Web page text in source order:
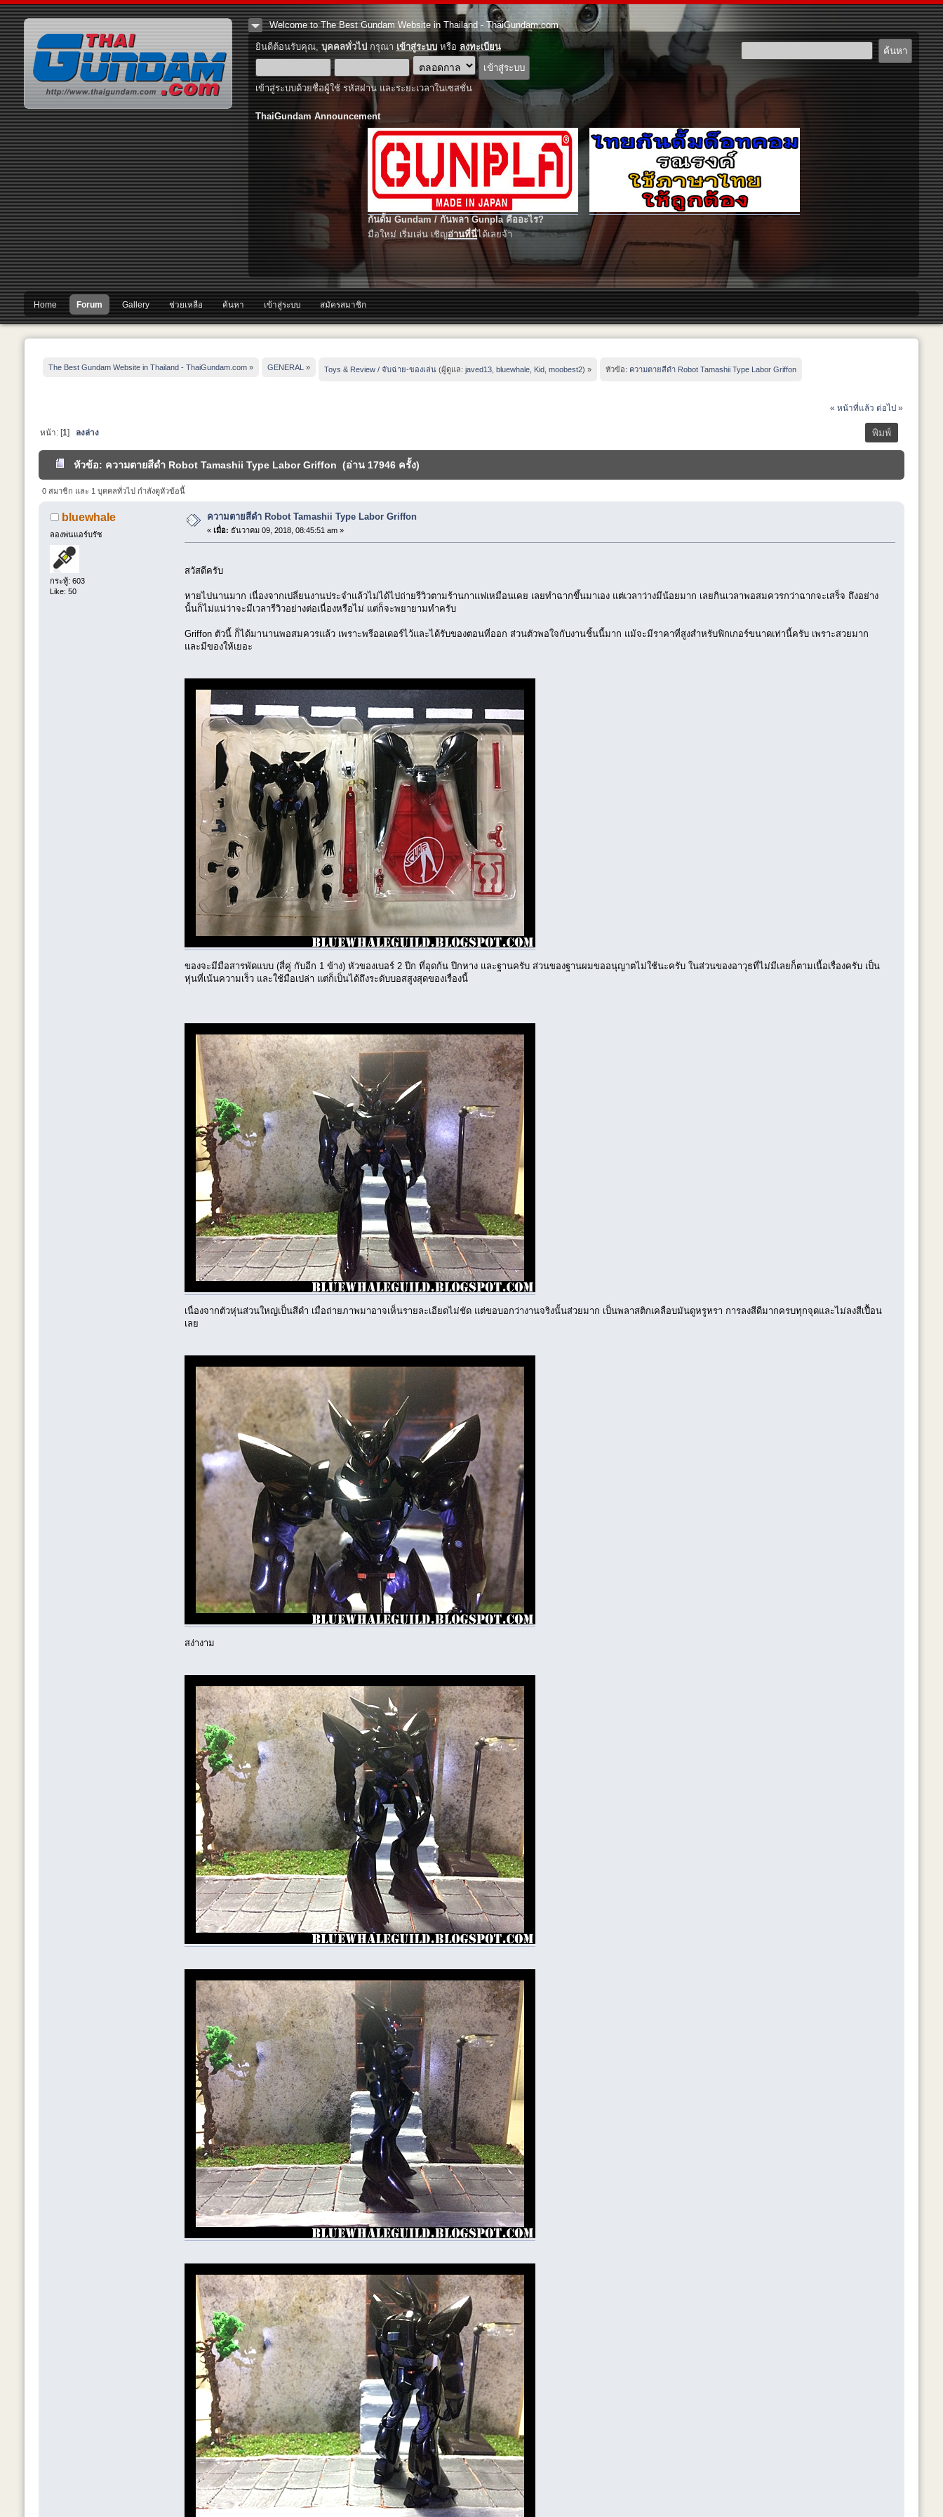
Welcome to The Best Gundam Website in Thailand - ThaiGundam.com
ยินดีต้อนรับคุณ, บุคคลทั่วไปกรุณา เข้าสู่ระบบหรือ ลงทะเบียน
เข้าสู่ระบบด้วยชื่อผู้ใช้ รหัสผ่าน และระยะเวลาในเซสชั่น
ThaiGundam Announcement
กันดั้ม Gundam / กันพลา Gunpla คืออะไร?
มือใหม่ เริ่มเล่น เชิญอ่านที่นี่ได้เลยจ้า
Home Forum Gallery ช่วยเหลือ ค้นหา เข้าสู่ระบบ สมัครสมาชิก
The Best Gundam Website in Thailand - ThaiGundam.com » GENERAL » Toys & Review / จับฉ่าย-ของเล่น (ผู้ดูแล:javed13 ,bluewhale Kid ,moobest2) » หัวข้อ: ความตายสีดำ Robot Tamashii Type Labor Griffon
« หน้าที่แล้ว ต่อไป »
พิมพ์
หน้า: [1] ลงล่าง
หัวข้อ: ความตายสีดำ Robot Tamashii Type Labor Griffon (อ่าน 17946 ครั้ง)
0 สมาชิก และ 1 บุคคลทั่วไป กำลังดูหัวข้อนี้
bluewhale
ลองพ่นแอร์บรัช
กระทู้: 603
Like: 50
ความตายสีดำ Robot Tamashii Type Labor Griffon
«เมื่อ: ธันวาคม 09, 2018, 08:45:51 am »
สวัสดีครับ
หายไปนานมาก เนื่องจากเปลี่ยนงานประจำแล้วไม่ได้ไปถ่ายรีวิวตามร้านกาแฟเหมือนเคย เลยทำฉากขึ้นมาเอง แต่เวลาว่างมีน้อยมาก เลยกินเวลาพอสมควรกว่าฉากจะเสร็จ ถึงอย่าง
นั้นก็ไม่แน่ว่าจะมีเวลารีวิวอย่างต่อเนื่องหรือไม่ แต่ก็จะพยายามทำครับ
Griffon ตัวนี้ ก็ได้มานานพอสมควรแล้ว เพราะพรีออเดอร์ไว้และได้รับของตอนที่ออก ส่วนตัวพอใจกับงานชิ้นนี้มาก แม้จะมีราคาที่สูงสำหรับฟิกเกอร์ขนาดเท่านี้ครับ เพราะสวยมาก
และมีของให้เยอะ
ของจะมีมือสารพัดแบบ (สี่คู่ กับอีก 1 ข้าง) หัวของเบอร์ 2 ปีก ที่อุดก้น ปีกหาง และฐานครับ ส่วนของฐานผมขออนุญาตไม่ใช้นะครับ ในส่วนของอาวุธที่ไม่มีเลยก็ตามเนื้อเรื่องครับ เป็น
หุ่นที่เน้นความเร็ว และใช้มือเปล่า แต่ก็เป็นได้ถึงระดับบอสสูงสุดของเรื่องนี้
เนื่องจากตัวหุ่นส่วนใหญ่เป็นสีดำ เมื่อถ่ายภาพมาอาจเห็นรายละเอียดไม่ชัด แต่ขอบอกว่างานจริงนั้นส่วยมาก เป็นพลาสติกเคลือบมันดูหรูหรา การลงสีดีมากครบทุกจุดและไม่ลงสีเปื้อน
เลย
สง่างาม